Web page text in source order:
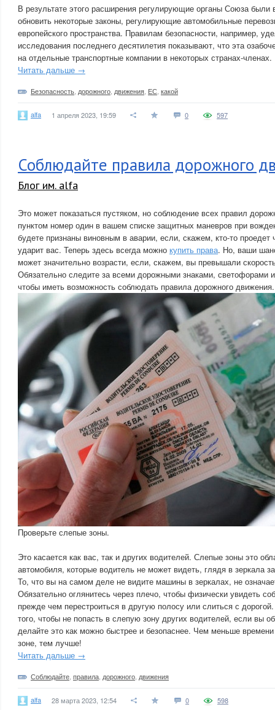
В результате этого расширения регулирующие органы Союза
обновить некоторые законы, регулирующие автомобильные
европейского пространства. Правилам безопасности, например,
исследования последнего десятилетия показывают, что эта
на отдельные транспортные компании в некоторых странах-членах.
Читать дальше →
Безопасность дорожного движения ЕС какой
alfa 1 апреля 2023, 19:59 0 597
Соблюдайте правила дорожного
Блог им. alfa
Это может показаться пустяком, но соблюдение всех правил
пунктом номер один в вашем списке защитных маневров при
будете признаны виновным в аварии, если, скажем, кто-то проедет
ударит вас. Теперь здесь всегда можно купить права. Но, ваши
может значительно возрасти, если, скажем, вы превышали
Обязательно следите за всеми дорожными знаками, светофорами
чтобы иметь возможность соблюдать правила дорожного движения.
Проверьте слепые зоны.
Это касается как вас, так и других водителей. Слепые зоны это
автомобиля, которые водитель не может видеть, глядя в зеркала
То, что вы на самом деле не видите машины в зеркалах, не
Обязательно оглянитесь через плечо, чтобы физически увидеть
прежде чем перестроиться в другую полосу или слиться с
того, чтобы не попасть в слепую зону других водителей, если вы
делайте это как можно быстрее и безопаснее. Чем меньше
зоне, тем лучше!
Читать дальше →
Соблюдайте правила дорожного движения
alfa 28 марта 2023, 12:54 0 598